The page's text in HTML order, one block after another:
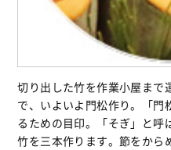
切り出した竹を作業小屋まで
で、いよいよ門松作り。「門
るための目印。「そぎ」と呼
竹を三本作ります。節をから